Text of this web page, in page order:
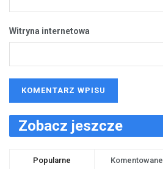
Witryna internetowa
Zobacz jeszcze
Popularne Komentowane